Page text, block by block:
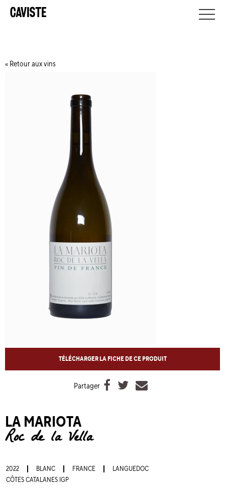
Retour aux vins
TÉLÉCHARGER LA FICHE DE CE PRODUIT
Partager   
LA MARIOTA
Roc de la Vella
2022 BLANC FRANCE
LANGUEDOC
CÔTES CATALANES IGP